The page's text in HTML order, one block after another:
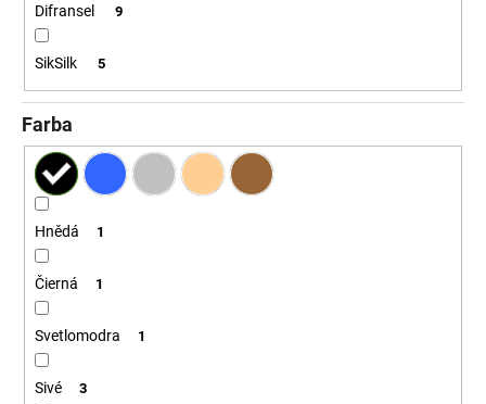
Difransel 9
SikSilk 5
Farba
Hnědá 1
Čierná 1
Svetlomodra 1
Sivé 3